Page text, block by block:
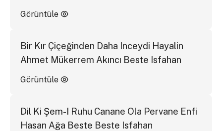
Görüntüle
Bir Kır Çiçeğinden Daha Inceydi Hayalin
Ahmet Mükerrem Akıncı Beste Isfahan
Görüntüle
Dil Ki Şem-I Ruhu Canane Ola Pervane Enfi
Hasan Ağa Beste Beste Isfahan